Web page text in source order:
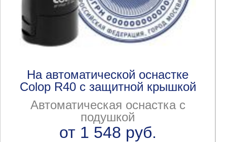
На автоматической оснастке
Colop R40 с защитной крышкой
Автоматическая оснастка с
подушкой
от 1 548 руб.